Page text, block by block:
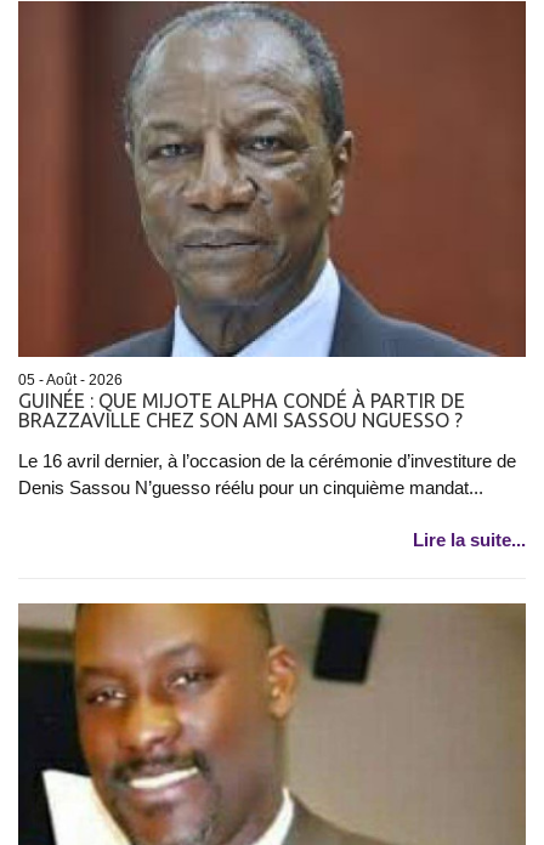
05 - Août - 2026
GUINÉE : QUE MIJOTE ALPHA CONDÉ À PARTIR DE
BRAZZAVILLE CHEZ SON AMI SASSOU NGUESSO ?
Le 16 avril dernier, à l’occasion de la cérémonie d’investiture de
Denis Sassou N’guesso réélu pour un cinquième mandat...
Lire la suite...